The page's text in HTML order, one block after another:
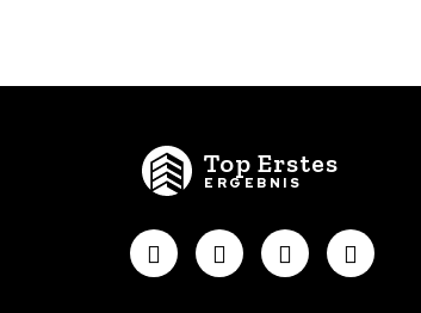
Top Erstes
ERGEBNIS